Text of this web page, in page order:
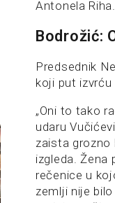
Antonela Riha.
Bodrožić:
Predsednik
koji put
„Oni to tako
udaru
zaista grozno
izgleda. Žena
rečenice u
zemlji nije